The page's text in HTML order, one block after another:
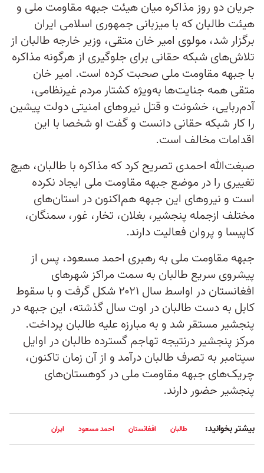
جریان دو روز مذاکره میان هیئت جبهه مقاومت ملی و
هیئت طالبان که با میزبانی جمهوری اسلامی ایران
برگزار شد، مولوی امیر خان متقی، وزیر خارجه طالبان از
تلاش‌های شبکه حقانی برای جلوگیری از هرگونه مذاکره
با جبهه مقاومت ملی صحبت کرده است. امیر خان
متقی همه جنایت‌ها به‌ویژه کشتار مردم غیرنظامی،
آدم‌ربایی، خشونت و قتل نیروهای امنیتی دولت پیشین
را کار شبکه حقانی دانست و گفت او شخصا با این
اقدامات مخالف است.
صبغت‌الله احمدی تصریح کرد که مذاکره با طالبان، هیچ
تغییری را در موضع جبهه مقاومت ملی ایجاد نکرده
است و نیروهای این جبهه هم‌اکنون در استان‌های
مختلف ازجمله پنجشیر، بغلان، تخار، غور، سمنگان،
کاپیسا و پروان فعالیت دارند.
جبهه مقاومت ملی به رهبری احمد مسعود، پس از
پیشروی سریع طالبان به سمت مراکز شهرهای
افغانستان در اواسط سال ۲۰۲۱ شکل گرفت و با سقوط
کابل به دست طالبان در اوت سال گذشته، این جبهه در
پنجشیر مستقر شد و به مبارزه علیه طالبان پرداخت.
مرکز پنجشیر درنتیجه تهاجم گسترده طالبان در اوایل
سپتامبر به تصرف طالبان درآمد و از آن زمان تاکنون،
چریک‌های جبهه مقاومت ملی در کوهستان‌های
پنجشیر حضور دارند.
بیشتر بخوانید: طالبان افغانستان احمد مسعود ایران